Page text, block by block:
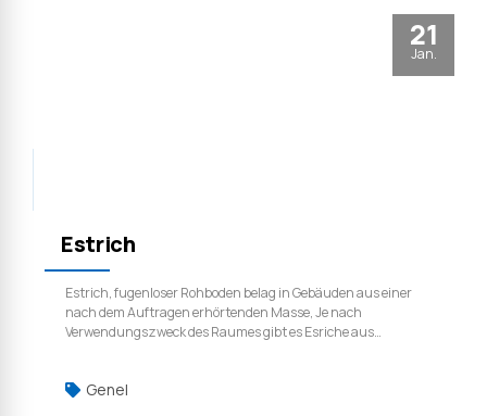
problemlos verlegen und glätten erfordert aber für einen
Genel
21
Jan.
Estrich
Estrich, fugenloser Rohboden belag in Gebäuden aus einer
nach dem Auftragen erhörtenden Masse, Je nach
Verwendungszweck des Raumes gibt es Esriche aus
Linoleum, Gummi oder Ähnliches benutzt werden können.